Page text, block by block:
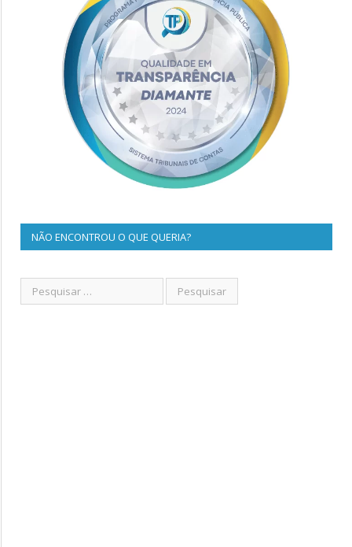
NÃO ENCONTROU O QUE QUERIA?